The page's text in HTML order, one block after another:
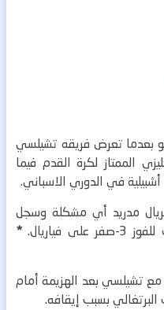
بعدما تعرض فريقه تشيلسي
الممتاز لكرة القدم فيما
في الدوري الاسباني.
لريال مدريد أي مشكلة وسجل
*
مع تشيلسي بعد الهزيمة أمام